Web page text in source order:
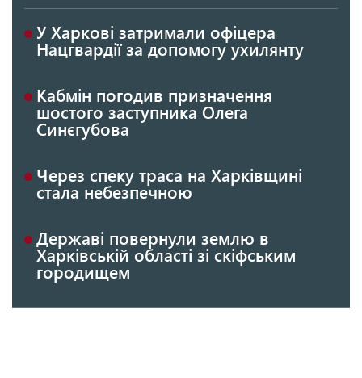
У Харкові затримали офіцера
Нацгвардії за допомогу ухилянту
Кабмін погодив призначення
шостого заступника Олега
Синєгубова
Через спеку траса на Харківщині
стала небезпечною
Державі повернули землю в
Харківській області зі скіфським
городищем